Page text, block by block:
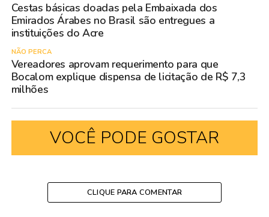
Cestas básicas doadas pela Embaixada dos
Emirados Árabes no Brasil são entregues a
instituições do Acre
NÃO PERCA
Vereadores aprovam requerimento para que
Bocalom explique dispensa de licitação de R$ 7,3
milhões
VOCÊ PODE GOSTAR
CLIQUE PARA COMENTAR